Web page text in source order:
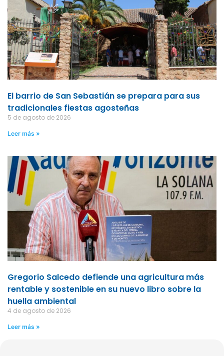
El barrio de San Sebastián se prepara para sus
tradicionales fiestas agosteñas
5 de agosto de 2026
Leer más »
Gregorio Salcedo defiende una agricultura más
rentable y sostenible en su nuevo libro sobre la
huella ambiental
4 de agosto de 2026
Leer más »